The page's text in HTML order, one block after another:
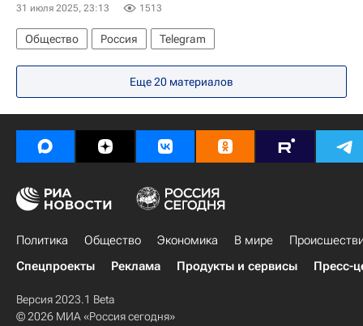
31 июля 2025, 23:13 1513
Общество Россия Telegram
Еще 20 материалов
Политика Общество Экономика В мире
Спецпроекты
Реклама Продукты и сервисы Пресс-
Версия 2023.1 Beta
© 2026 МИА «Россия сегодня»